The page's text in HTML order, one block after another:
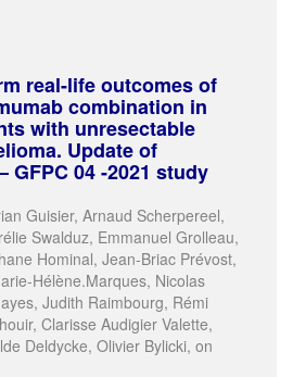
real-life outcomes of
combination in
with unresectable
Update of
GFPC 04 -2021 study
Guisier, Arnaud Scherpereel,
Swalduz, Emmanuel Grolleau,
Hominal, Jean-Briac Prévost,
Hélène.Marques, Nicolas
Judith Raimbourg, Rémi
Clarisse Audigier Valette,
Deldycke, Olivier Bylicki, on